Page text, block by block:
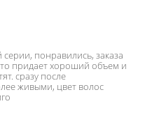
понравились, заказа
придает хороший объем и
сразу после
живыми, цвет волос